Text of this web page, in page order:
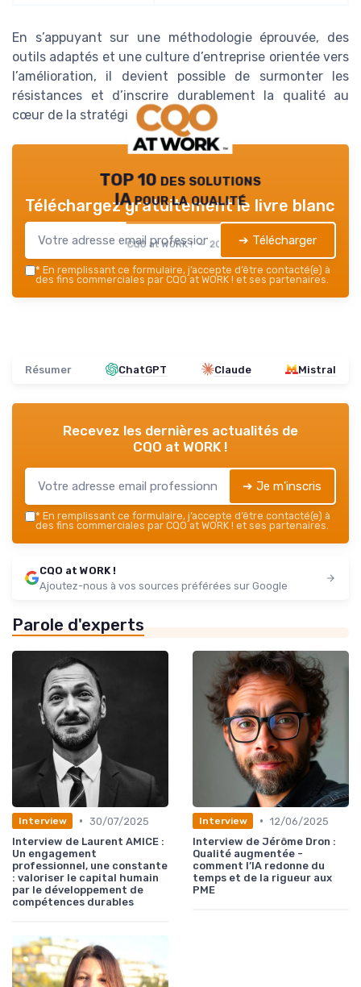
En s’appuyant sur une méthodologie éprouvée, des
outils adaptés et une culture d’entreprise orientée vers
l’amélioration, il devient possible de surmonter les
résistances et d’inscrire durablement la qualité au
cœur de la stratégie industrielle.
TOP 10 des solutions
IA pour la qualité
CQO at WORK ! — 2026
Téléchargez gratuitement le livre blanc
➔ Télécharger
* En remplissant ce formulaire, j’accepte d’être contacté(e) à
des fins commerciales par CQO at WORK ! et ses partenaires.
Résumer ChatGPT Claude Mistral
Recevez les dernières actualités de
CQO at WORK !
➔ Je m'inscris
* En remplissant ce formulaire, j’accepte d’être contacté(e) à
des fins commerciales par CQO at WORK ! et ses partenaires.
CQO at WORK !
Ajoutez-nous à vos sources préférées sur Google
Parole d'experts
Interview • 30/07/2025
Interview de Laurent AMICE :
Un engagement
professionnel, une constante
: valoriser le capital humain
par le développement de
compétences durables
Interview • 12/06/2025
Interview de Jérôme Dron :
Qualité augmentée -
comment l’IA redonne du
temps et de la rigueur aux
PME